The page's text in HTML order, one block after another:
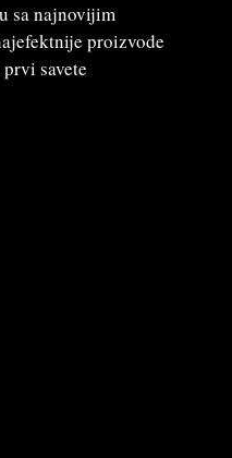
sa najnovijim
proizvode
savete